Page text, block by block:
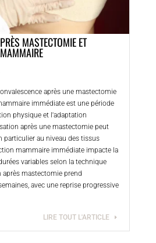
MASTECTOMIE ET
après une mastectomie
immédiate est une période
physique et l'adaptation
après une mastectomie peut
particulier au niveau des tissus
mammaire immédiate impacte la
variables selon la technique
après mastectomie prend
avec une reprise progressive
LIRE TOUT L'ARTICLE